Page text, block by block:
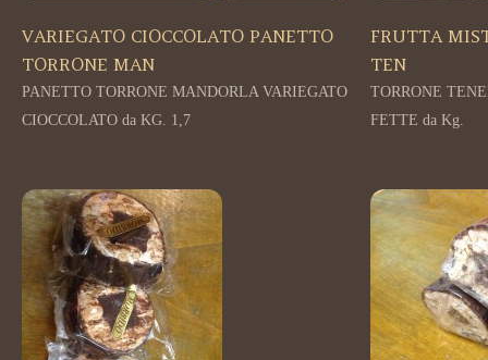
VARIEGATO CIOCCOLATO PANETTO
TORRONE MAN
PANETTO TORRONE MANDORLA VARIEGATO
CIOCCOLATO da KG. 1,7
FRUTTA
TEN
TORRONE
FETTE da Kg.